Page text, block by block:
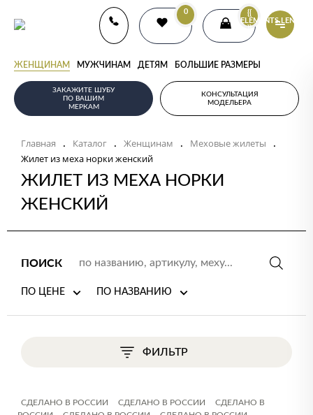
0
{{
ELEMENTS.LENGTH
}}
ЖЕНЩИНАМ МУЖЧИНАМ ДЕТЯМ БОЛЬШИЕ РАЗМЕРЫ
ЗАКАЖИТЕ ШУБУ
ПО ВАШИМ
МЕРКАМ
КОНСУЛЬТАЦИЯ
МОДЕЛЬЕРА
Главная . Каталог . Женщинам . Меховые жилеты .
Жилет из меха норки женский
ЖИЛЕТ ИЗ МЕХА НОРКИ
ЖЕНСКИЙ
ПОИСК
ПО ЦЕНЕ ПО НАЗВАНИЮ
ФИЛЬТР
СДЕЛАНО В РОССИИ СДЕЛАНО В РОССИИ
СДЕЛАНО В